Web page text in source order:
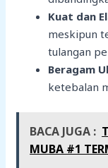
Kuat dan
meskipun
tulangan
Beragam
ketebalan
BACA JUGA :
MUBA #1